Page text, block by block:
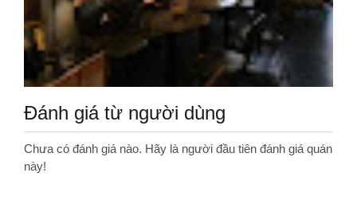
Đánh giá từ người dùng
Chưa có đánh giá nào. Hãy là người đầu tiên đánh giá quán
này!